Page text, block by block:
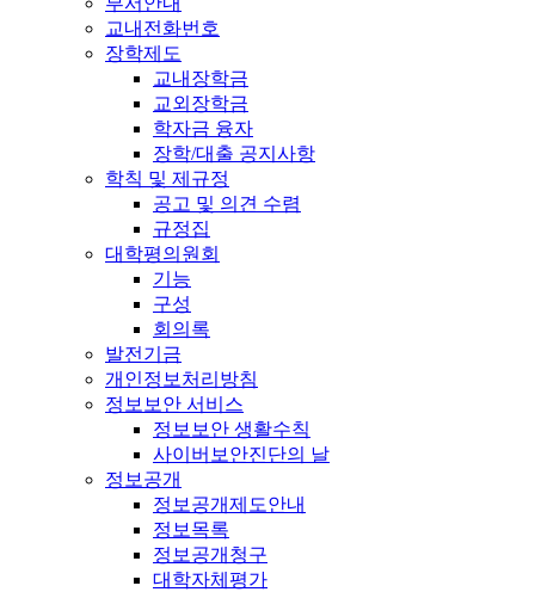
교내전화번호
장학제도
교내장학금
교외장학금
학자금 융자
장학/대출 공지사항
학칙 및 제규정
공고 및 의견 수렴
규정집
대학평의원회
기능
구성
회의록
발전기금
개인정보처리방침
정보보안 서비스
정보보안 생활수칙
사이버보안진단의 날
정보공개
정보공개제도안내
정보목록
정보공개청구
대학자체평가